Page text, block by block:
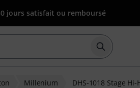
jours satisfait ou remboursé
Démarrer
Millenium DHS-1018 Stage Hi-